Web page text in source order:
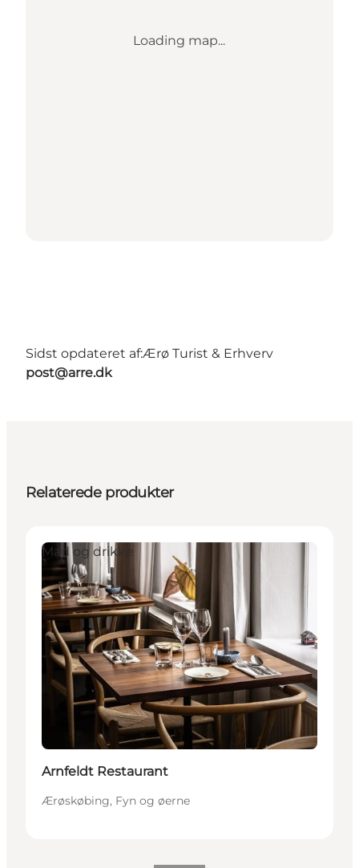
Loading map...
Sidst opdateret af:Ærø Turist & Erhverv
post@arre.dk
Relaterede produkter
Mad og drikke
Arnfeldt Restaurant
Ærøskøbing, Fyn og øerne